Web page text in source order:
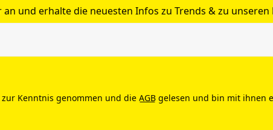
und erhalte die neuesten Infos zu Trends & zu unseren
zur Kenntnis genommen und die AGB gelesen und bin mit ihnen